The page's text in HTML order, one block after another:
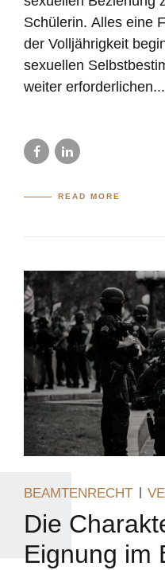
Schülerin. Alles eine
der Volljährigkeit
sexuellen
weiter erforderlichen...
READ MORE
BEAMTENRECHT
Die
Eignung im